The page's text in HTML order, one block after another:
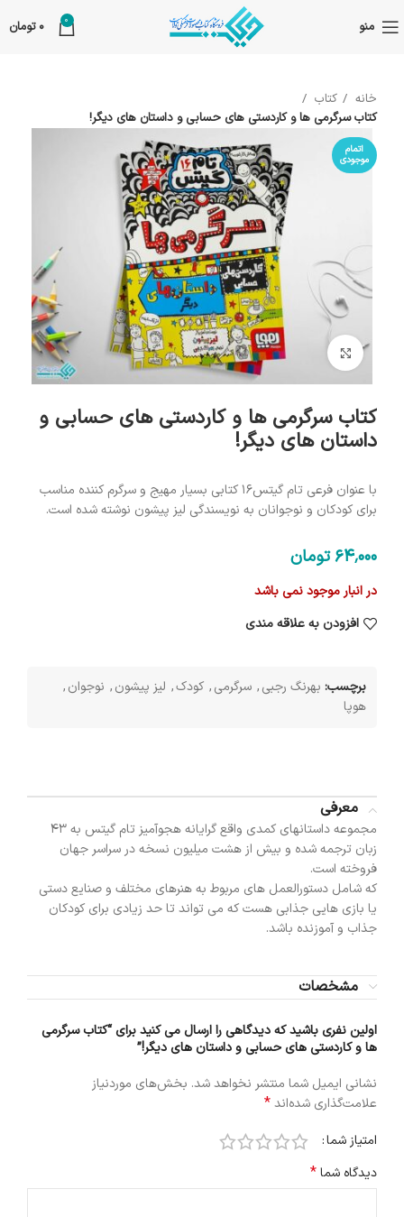
منو 0
0 تومان
خانه
کتاب
کتاب سرگرمی ها و کاردستی های حسابی و داستان های دیگر!
اتمام
موجودی
بزرگنمایی تصویر
کتاب سرگرمی ها و کاردستی های حسابی و
داستان های دیگر!
با عنوان فرعی تام گیتس16 کتابی بسیار مهیج و سرگرم کننده مناسب
برای کودکان و نوجوانان به نویسندگی لیز پیشون نوشته شده است.
64٬000تومان
در انبار موجود نمی باشد
افزودن به علاقه مندی
برچسب: بهرنگ رجبی, سرگرمی, کودک, لیز پیشون, نوجوان,
هوپا
معرفی
مجموعه داستانهای کمدی واقع گرایانه هجوآمیز تام گیتس به 43
زبان ترجمه شده و بیش از هشت میلیون نسخه در سراسر جهان
فروخته است.
که شامل دستورالعمل های مربوط به هنرهای مختلف و صنایع دستی
یا بازی هایی جذابی هست که می تواند تا حد زیادی برای کودکان
جذاب و آموزنده باشد.
مشخصات
اولین نفری باشید که دیدگاهی را ارسال می کنید برای “کتاب سرگرمی
ها و کاردستی های حسابی و داستان های دیگر!”
نشانی ایمیل شما منتشر نخواهد شد. بخش‌های موردنیاز
علامت‌گذاری شده‌اند*
امتیاز شما
دیدگاه شما*